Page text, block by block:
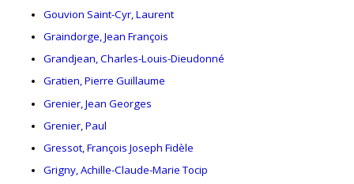
Gouvion Saint-Cyr, Laurent
Graindorge, Jean François
Grandjean, Charles-Louis-Dieudonné
Gratien, Pierre Guillaume
Grenier, Jean Georges
Grenier, Paul
Gressot, François Joseph Fidèle
Grigny, Achille-Claude-Marie Tocip